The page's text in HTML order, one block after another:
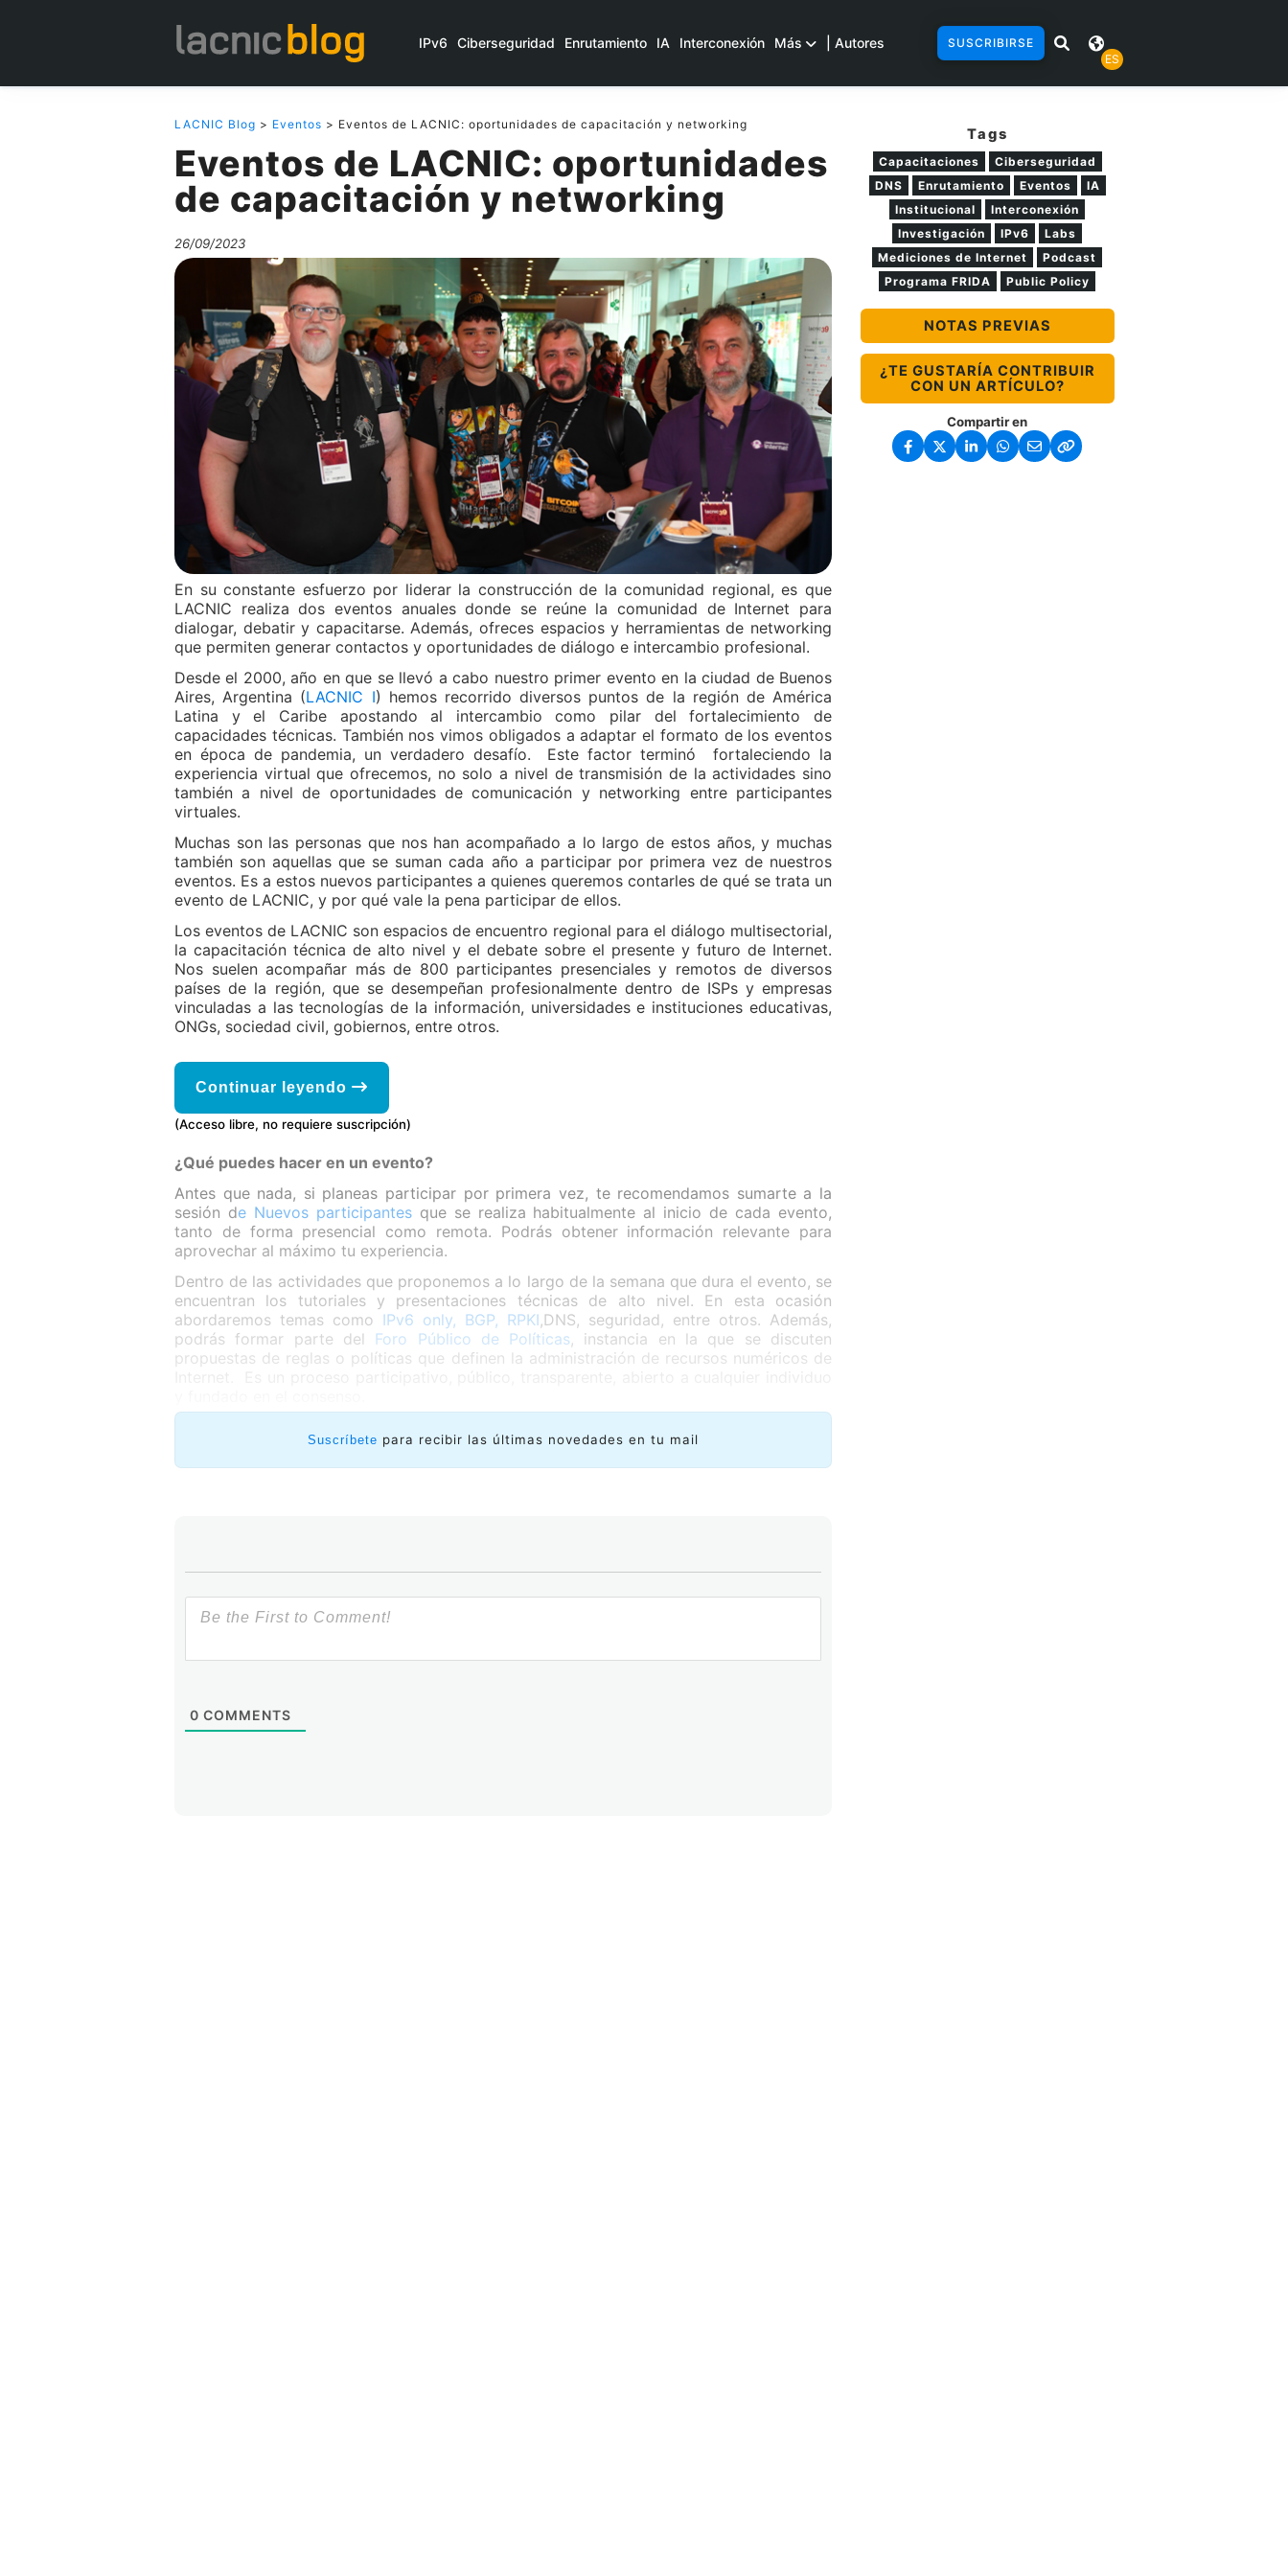
IPv6 Ciberseguridad Enrutamiento IA Interconexión Más | Autores
SUSCRIBIRSE
ES
LACNIC Blog > Eventos > Eventos de LACNIC: oportunidades de capacitación y networking
Eventos de LACNIC: oportunidades
de capacitación y networking
26/09/2023
En su constante esfuerzo por liderar la construcción de la comunidad regional, es que
LACNIC realiza dos eventos anuales donde se reúne la comunidad de Internet para
dialogar, debatir y capacitarse. Además, ofreces espacios y herramientas de networking
que permiten generar contactos y oportunidades de diálogo e intercambio profesional.
Desde el 2000, año en que se llevó a cabo nuestro primer evento en la ciudad de Buenos
Aires, Argentina (LACNIC I) hemos recorrido diversos puntos de la región de América
Latina y el Caribe apostando al intercambio como pilar del fortalecimiento de
capacidades técnicas. También nos vimos obligados a adaptar el formato de los eventos
en época de pandemia, un verdadero desafío. Este factor terminó fortaleciendo la
experiencia virtual que ofrecemos, no solo a nivel de transmisión de la actividades sino
también a nivel de oportunidades de comunicación y networking entre participantes
virtuales.
Muchas son las personas que nos han acompañado a lo largo de estos años, y muchas
también son aquellas que se suman cada año a participar por primera vez de nuestros
eventos. Es a estos nuevos participantes a quienes queremos contarles de qué se trata un
evento de LACNIC, y por qué vale la pena participar de ellos.
Los eventos de LACNIC son espacios de encuentro regional para el diálogo multisectorial,
la capacitación técnica de alto nivel y el debate sobre el presente y futuro de Internet.
Nos suelen acompañar más de 800 participantes presenciales y remotos de diversos
países de la región, que se desempeñan profesionalmente dentro de ISPs y empresas
vinculadas a las tecnologías de la información, universidades e instituciones educativas,
ONGs, sociedad civil, gobiernos, entre otros.
Continuar leyendo
(Acceso libre, no requiere suscripción)
¿Qué puedes hacer en un evento?
Antes que nada, si planeas participar por primera vez, te recomendamos sumarte a la
sesión de Nuevos participantes que se realiza habitualmente al inicio de cada evento,
tanto de forma presencial como remota. Podrás obtener información relevante para
aprovechar al máximo tu experiencia.
Dentro de las actividades que proponemos a lo largo de la semana que dura el evento, se
encuentran los tutoriales y presentaciones técnicas de alto nivel. En esta ocasión
abordaremos temas como IPv6 only, BGP, RPKI,DNS, seguridad, entre otros. Además,
podrás formar parte del Foro Público de Políticas, instancia en la que se discuten
propuestas de reglas o políticas que definen la administración de recursos numéricos de
Suscríbete para recibir las últimas novedades en tu mail
0 COMMENTS
Tags
Capacitaciones
Ciberseguridad
DNS
Enrutamiento Eventos
IA
Institucional
Interconexión
Investigación
IPv6
Labs
Mediciones de Internet
Podcast
Programa FRIDA
Public Policy
NOTAS PREVIAS
¿TE GUSTARÍA CONTRIBUIR
CON UN ARTÍCULO?
Compartir en